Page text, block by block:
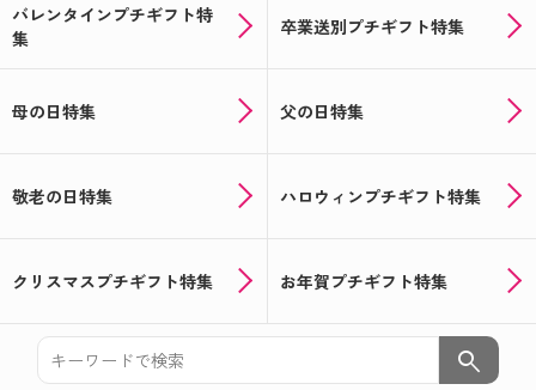
バレンタインプチギフト特
集
卒業送別プチギフト特集
母の日特集 父の日特集
敬老の日特集 ハロウィンプチギフト特集
クリスマスプチギフト特集 お年賀プチギフト特集
search